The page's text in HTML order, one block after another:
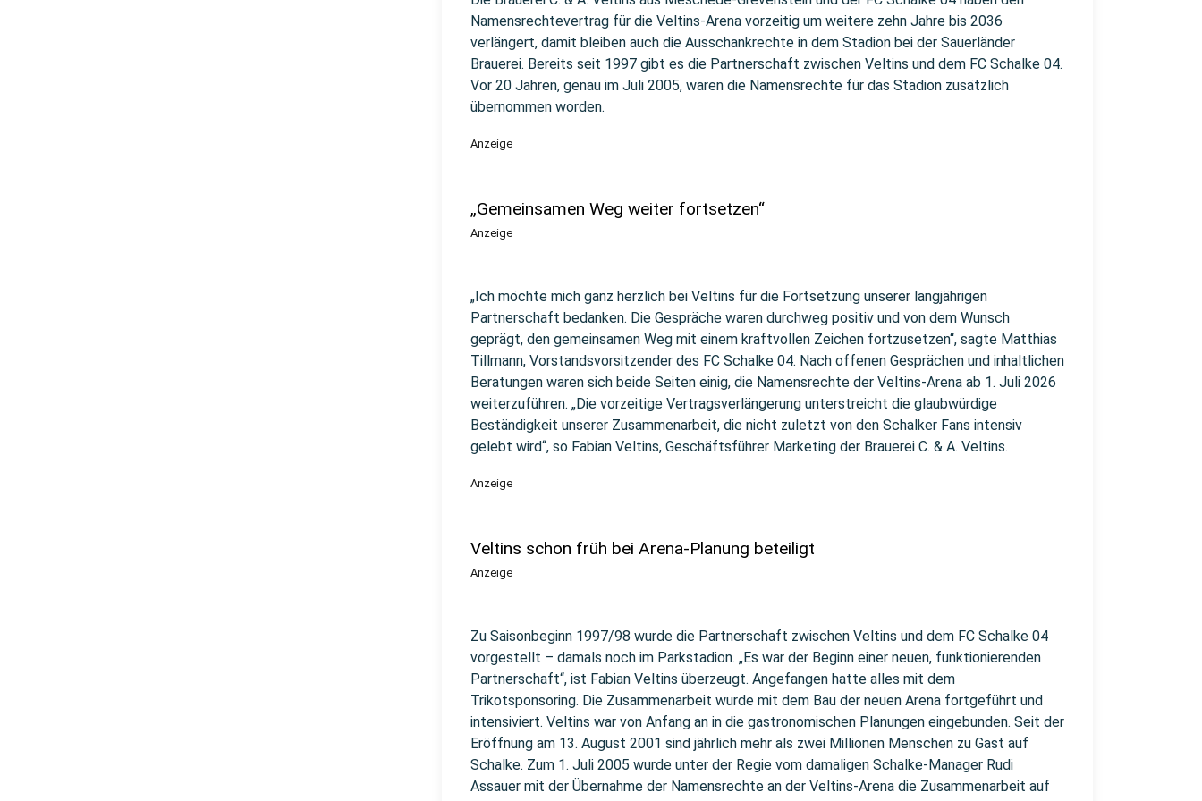
Namensrechtevertrag für die Veltins-Arena vorzeitig um weitere zehn Jahre bis 2036
verlängert, damit bleiben auch die Ausschankrechte in dem Stadion bei der Sauerländer
Brauerei. Bereits seit 1997 gibt es die Partnerschaft zwischen Veltins und dem FC Schalke 04.
Vor 20 Jahren, genau im Juli 2005, waren die Namensrechte für das Stadion zusätzlich
übernommen worden.
Anzeige
„Gemeinsamen Weg weiter fortsetzen“
Anzeige
„Ich möchte mich ganz herzlich bei Veltins für die Fortsetzung unserer langjährigen
Partnerschaft bedanken. Die Gespräche waren durchweg positiv und von dem Wunsch
geprägt, den gemeinsamen Weg mit einem kraftvollen Zeichen fortzusetzen“, sagte Matthias
Tillmann, Vorstandsvorsitzender des FC Schalke 04. Nach offenen Gesprächen und inhaltlichen
Beratungen waren sich beide Seiten einig, die Namensrechte der Veltins-Arena ab 1. Juli 2026
weiterzuführen. „Die vorzeitige Vertragsverlängerung unterstreicht die glaubwürdige
Beständigkeit unserer Zusammenarbeit, die nicht zuletzt von den Schalker Fans intensiv
gelebt wird“, so Fabian Veltins, Geschäftsführer Marketing der Brauerei C. & A. Veltins.
Anzeige
Veltins schon früh bei Arena-Planung beteiligt
Anzeige
Zu Saisonbeginn 1997/98 wurde die Partnerschaft zwischen Veltins und dem FC Schalke 04
vorgestellt – damals noch im Parkstadion. „Es war der Beginn einer neuen, funktionierenden
Partnerschaft“, ist Fabian Veltins überzeugt. Angefangen hatte alles mit dem
Trikotsponsoring. Die Zusammenarbeit wurde mit dem Bau der neuen Arena fortgeführt und
intensiviert. Veltins war von Anfang an in die gastronomischen Planungen eingebunden. Seit der
Eröffnung am 13. August 2001 sind jährlich mehr als zwei Millionen Menschen zu Gast auf
Schalke. Zum 1. Juli 2005 wurde unter der Regie vom damaligen Schalke-Manager Rudi
Assauer mit der Übernahme der Namensrechte an der Veltins-Arena die Zusammenarbeit auf